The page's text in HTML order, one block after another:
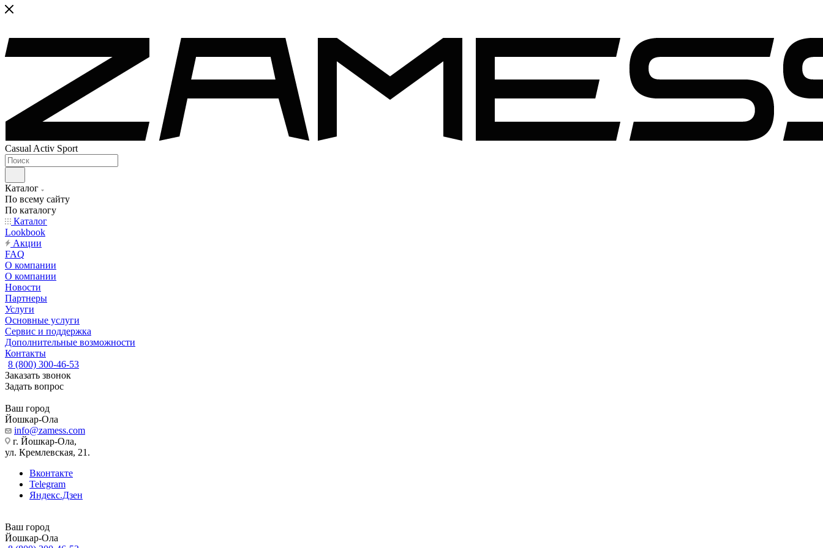
Casual Activ Sport
Каталог
По всему сайту
По каталогу
Каталог
Lookbook
Акции
FAQ
О компании
О компании
Новости
Партнеры
Услуги
Основные услуги
Сервис и поддержка
Дополнительные возможности
Контакты
8 (800) 300-46-53
Заказать звонок
Задать вопрос
Ваш город
Йошкар-Ола
info@zamess.com
г. Йошкар-Ола,
ул. Кремлевская, 21.
Вконтакте
Telegram
Яндекс.Дзен
Ваш город
Йошкар-Ола